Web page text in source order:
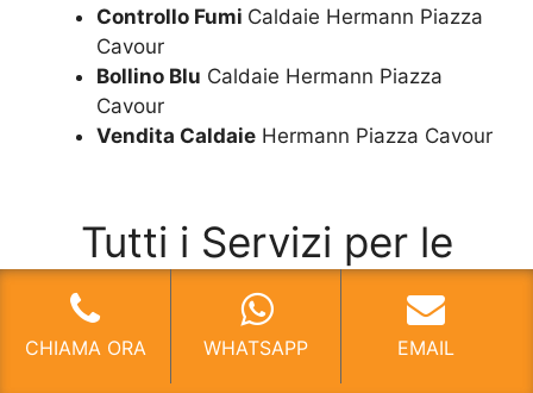
Controllo Fumi Caldaie Hermann Piazza
Cavour
Bollino Blu Caldaie Hermann Piazza
Cavour
Vendita Caldaie Hermann Piazza Cavour
Tutti i Servizi per le
CaldaieFerroli
CHIAMA ORA WHATSAPP EMAIL